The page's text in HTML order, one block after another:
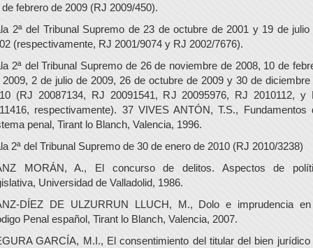
de febrero de 2009 (RJ 2009/450).
2ª del Tribunal Supremo de 23 de octubre de 2001 y 19 de julio
(respectivamente, RJ 2001/9074 y RJ 2002/7676).
2ª del Tribunal Supremo de 26 de noviembre de 2008, 10 de
2009, 2 de julio de 2009, 26 de octubre de 2009 y 30 de diciembre
(RJ 20087134, RJ 20091541, RJ 20095976, RJ 2010112, y
respectivamente). 37 VIVES ANTÓN, T.S., Fundamentos
penal, Tirant lo Blanch, Valencia, 1996.
2ª del Tribunal Supremo de 30 de enero de 2010 (RJ 2010/3238)
MORÁN, A., El concurso de delitos. Aspectos de
Universidad de Valladolid, 1986.
DÍEZ DE ULZURRUN LLUCH, M., Dolo e imprudencia
Penal español, Tirant lo Blanch, Valencia, 2007.
GARCÍA, M.I., El consentimiento del titular del bien jurídico